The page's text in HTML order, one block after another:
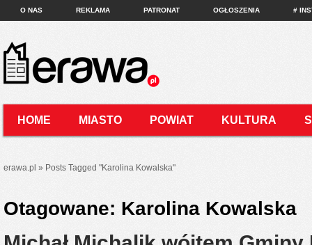
O NAS REKLAMA PATRONAT OGŁOSZENIA #
HOME MIASTO POWIAT KULTURA
erawa.pl » Posts Tagged "Karolina Kowalska"
Otagowane: Karolina Kowalska